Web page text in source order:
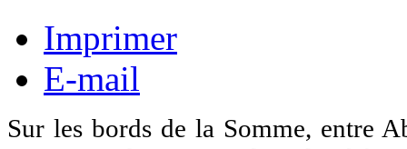
Imprimer
E-mail
Sur les bords de la Somme, entre